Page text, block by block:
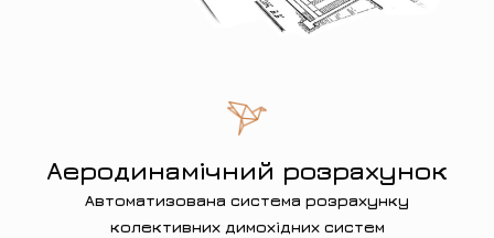
Аеродинамічний розрахунок
Автоматизована система розрахунку
колективних димохідних систем